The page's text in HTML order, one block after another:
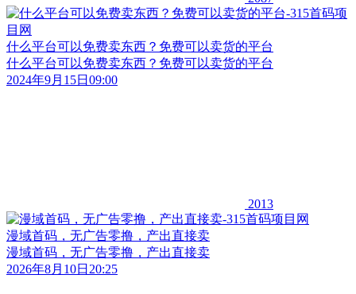
什么平台可以免费卖东西？免费可以卖货的平台
什么平台可以免费卖东西？免费可以卖货的平台
2024年9月15日09:00
2013
漫域首码，无广告零撸，产出直接卖
漫域首码，无广告零撸，产出直接卖
2026年8月10日20:25